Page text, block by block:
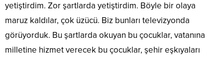
yetiştirdim. Zor şartlarda yetiştirdim. Böyle bir olaya
maruz kaldılar, çok üzücü. Biz bunları televizyonda
görüyorduk. Bu şartlarda okuyan bu çocuklar, vatanına
milletine hizmet verecek bu çocuklar, şehir eşkıyaları